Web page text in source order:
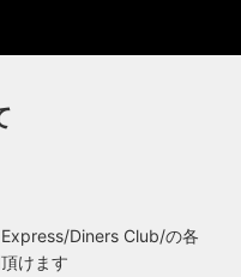
Diners Club/の各
けます